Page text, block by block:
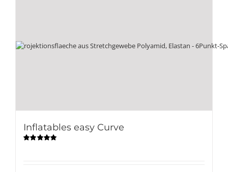
Inflatables easy Curve